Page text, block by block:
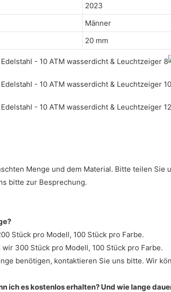
2023
Männer
20 mm
Menge und dem Material. Bitte teilen
bitte zur Besprechung.
Stück pro Modell, 100 Stück pro Farbe.
300 Stück pro Modell, 100 Stück pro Farbe.
benötigen, kontaktieren Sie uns bitte. Wir
ich es kostenlos erhalten? Und wie lange